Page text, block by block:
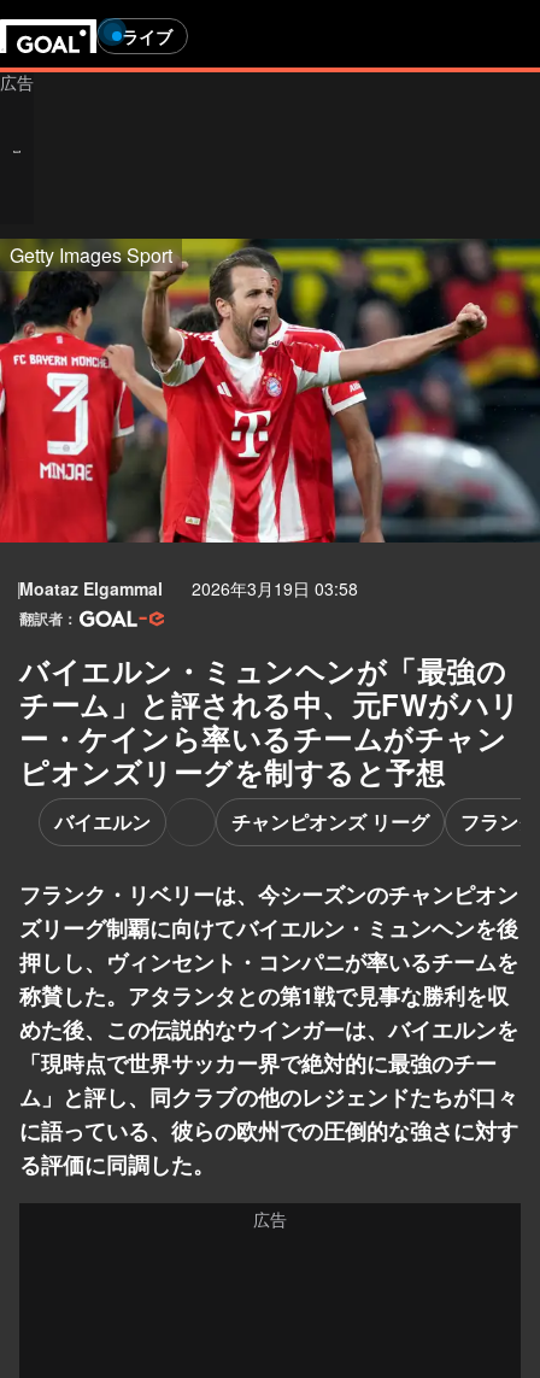
ライブ
Getty Images Sport
Moataz Elgammal 2026年3月19日 03:58
翻訳者：
バイエルン・ミュンヘンが「最強の
チーム」と評される中、元FWがハリ
ー・ケインら率いるチームがチャン
ピオンズリーグを制すると予想
バイエルン チャンピオンズ リーグ フラン
フランク・リベリーは、今シーズンのチャンピオン
ズリーグ制覇に向けてバイエルン・ミュンヘンを後
押しし、ヴィンセント・コンパニが率いるチームを
称賛した。アタランタとの第1戦で見事な勝利を収
めた後、この伝説的なウインガーは、バイエルンを
「現時点で世界サッカー界で絶対的に最強のチー
ム」と評し、同クラブの他のレジェンドたちが口々
に語っている、彼らの欧州での圧倒的な強さに対す
る評価に同調した。